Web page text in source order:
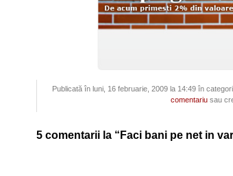
Publicată în luni, 16 februarie, 2009 la 14:49 în
comentariu sau
5 comentarii la “Faci bani pe net in